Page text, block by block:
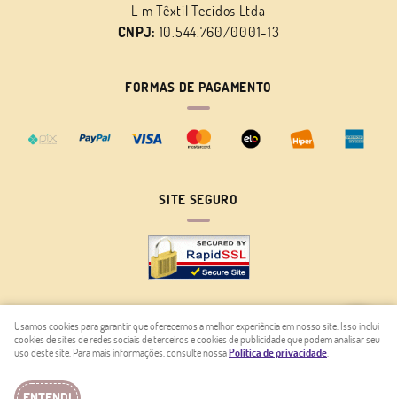
L m Têxtil Tecidos Ltda
CNPJ: 10.544.760/0001-13
FORMAS DE PAGAMENTO
SITE SEGURO
LOJA VIRTUAL CRIADA POR
Usamos cookies para garantir que oferecemos a melhor experiência em nosso site. Isso inclui
cookies de sites de redes sociais de terceiros e cookies de publicidade que podem analisar seu
uso deste site. Para mais informações, consulte nossaPolítica de privacidade.